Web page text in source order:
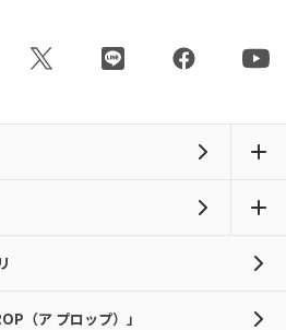
（ア プロップ）」